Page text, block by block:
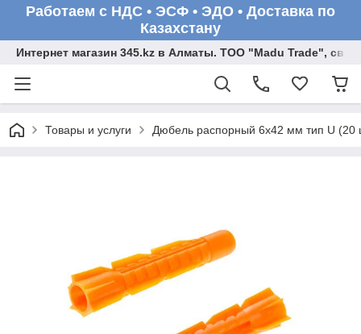
Работаем с НДС • ЭСФ • ЭДО • Доставка по
Казахстану
Интернет магазин 345.kz в Алматы. ТОО "Madu Trade",
Товары и услуги Дюбель распорный 6х42 мм тип U (20